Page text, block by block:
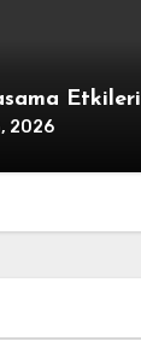
Etkileri
2026